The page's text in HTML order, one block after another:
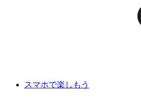
スマホで楽しもう